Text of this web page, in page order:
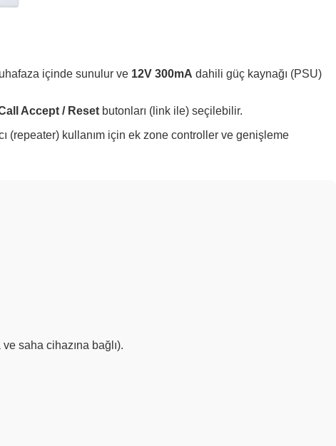
içinde sunulur ve 12V 300mA dahili güç kaynağı (PSU)
Accept / Reset butonları (link ile) seçilebilir.
(repeater) kullanım için ek zone controller ve genişleme
saha cihazına bağlı).